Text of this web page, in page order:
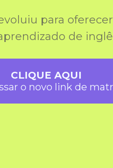
para
de
CLIQUE AQUI
o novo link de